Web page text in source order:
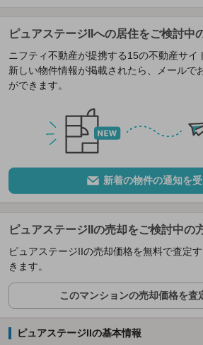
ピュアステージIIへの居住をご検討中
ニフティ不動産が提携する15の不動産サイ
新しい物件情報が掲載されたら、メールで
ができます。
新着の物件の通知を
ピュアステージIIの売却をご検討中の
ピュアステージIIの売却価格を無料で査定
きます。
このマンションの売却価格を査
ピュアステージIIの基本情報